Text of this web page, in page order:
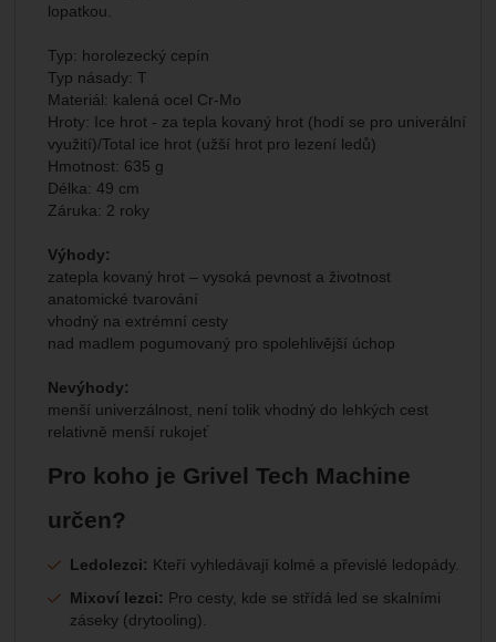
lopatkou.
Typ: horolezecký cepín
Typ násady: T
Materiál: kalená ocel Cr-Mo
Hroty: Ice hrot - za tepla kovaný hrot (hodí se pro univerální
využití)/Total ice hrot (užší hrot pro lezení ledů)
Hmotnost: 635 g
Délka: 49 cm
Záruka: 2 roky
Výhody:
zatepla kovaný hrot – vysoká pevnost a životnost
anatomické tvarování
vhodný na extrémní cesty
nad madlem pogumovaný pro spolehlivější úchop
Nevýhody:
menší univerzálnost, není tolik vhodný do lehkých cest
relativně menší rukojeť
Pro koho je Grivel Tech Machine
určen?
Ledolezci: Kteří vyhledávají kolmé a převislé ledopády.
Mixoví lezci: Pro cesty, kde se střídá led se skalními
záseky (drytooling).